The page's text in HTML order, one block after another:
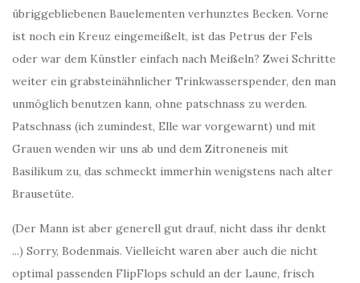
übriggebliebenen Bauelementen verhunztes Becken. Vorne
ist noch ein Kreuz eingemeißelt, ist das Petrus der Fels
oder war dem Künstler einfach nach Meißeln? Zwei Schritte
weiter ein grabsteinähnlicher Trinkwasserspender, den man
unmöglich benutzen kann, ohne patschnass zu werden.
Patschnass (ich zumindest, Elle war vorgewarnt) und mit
Grauen wenden wir uns ab und dem Zitroneneis mit
Basilikum zu, das schmeckt immerhin wenigstens nach alter
Brausetüte.
(Der Mann ist aber generell gut drauf, nicht dass ihr denkt
...) Sorry, Bodenmais. Vielleicht waren aber auch die nicht
optimal passenden FlipFlops schuld an der Laune, frisch